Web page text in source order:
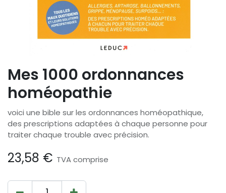
Mes 1000 ordonnances
homéopathie
voici une bible sur les ordonnances homéopathique,
des prescriptions adaptées à chaque personne pour
traiter chaque trouble avec précision.
23,58 € TVA comprise